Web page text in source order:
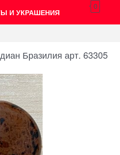
И УКРАШЕНИЯ
0
Бразилия арт. 63305